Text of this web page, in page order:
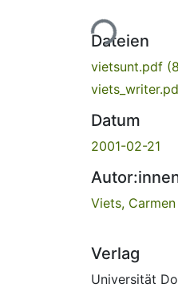
Lade...
Dateien
vietsunt.pdf
Datum
2001-02-21
Viets, Carmen
Verlag
Universität